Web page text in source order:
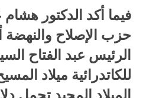
فيما أكد الدكتور هشام
حزب الإصلاح والنهضة
الرئيس عبد الفتاح
للكاتدرائية ميلاد
الميلاد المجيد تحمل